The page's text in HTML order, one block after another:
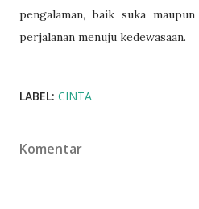
pengalaman, baik suka
perjalanan menuju kedewasaan.
LABEL: CINTA
Komentar